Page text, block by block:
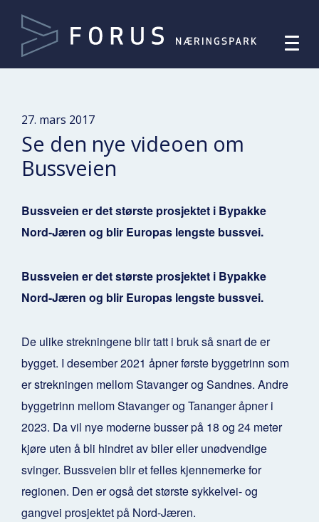
27. mars 2017
Se den nye videoen om
Bussveien
Bussveien er det største prosjektet i Bypakke
Nord-Jæren og blir Europas lengste bussvei.
Bussveien er det største prosjektet i Bypakke
Nord-Jæren og blir Europas lengste bussvei.
De ulike strekningene blir tatt i bruk så snart de er
bygget. I desember 2021 åpner første byggetrinn som
er strekningen mellom Stavanger og Sandnes. Andre
byggetrinn mellom Stavanger og Tananger åpner i
2023. Da vil nye moderne busser på 18 og 24 meter
kjøre uten å bli hindret av biler eller unødvendige
svinger. Bussveien blir et felles kjennemerke for
regionen. Den er også det største sykkelvei- og
gangvei prosjektet på Nord-Jæren.